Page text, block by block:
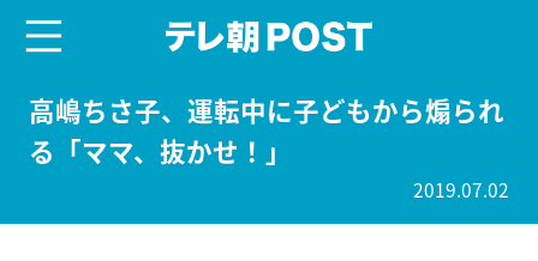
高嶋ちさ子、運転中に子どもから煽られ
る「ママ、抜かせ！」
2019.07.02